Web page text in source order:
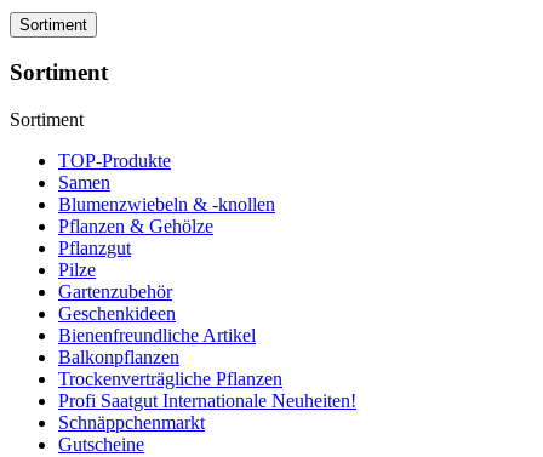
Sortiment
Sortiment
Sortiment
TOP-Produkte
Samen
Blumenzwiebeln & -knollen
Pflanzen & Gehölze
Pflanzgut
Pilze
Gartenzubehör
Geschenkideen
Bienenfreundliche Artikel
Balkonpflanzen
Trockenverträgliche Pflanzen
Profi Saatgut Internationale Neuheiten!
Schnäppchenmarkt
Gutscheine